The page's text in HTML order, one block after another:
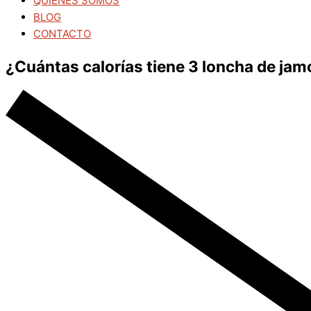
BLOG
CONTACTO
¿Cuántas calorías tiene 3 loncha de